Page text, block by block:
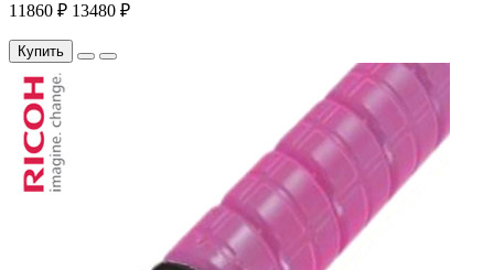
11860 ₽ 13480 ₽
Купить